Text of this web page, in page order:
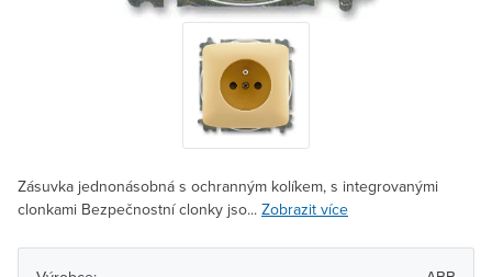
Zásuvka jednonásobná s ochranným kolíkem, s integrovanými
clonkami Bezpečnostní clonky jso... Zobrazit více